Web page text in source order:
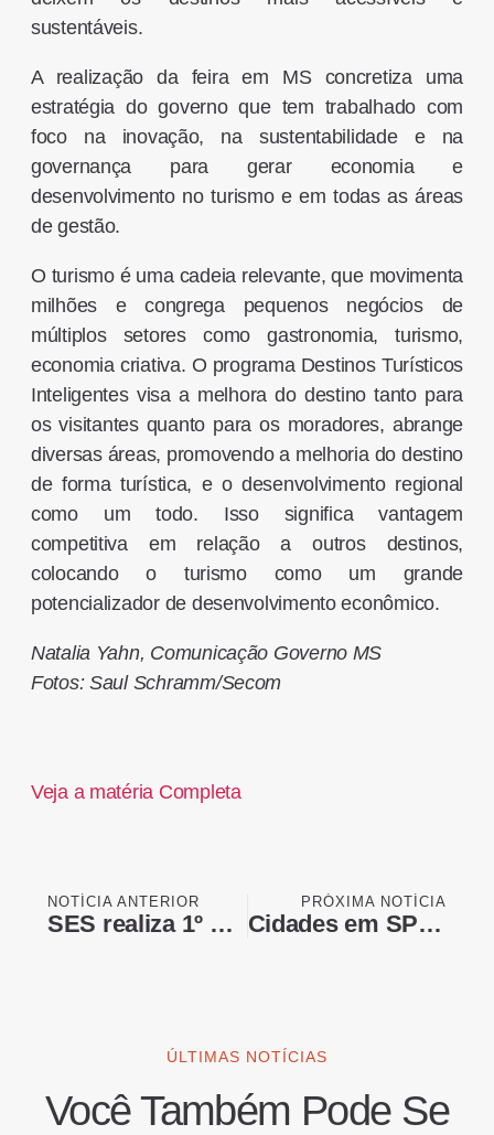
sustentáveis.
A realização da feira em MS concretiza uma
estratégia do governo que tem trabalhado com
foco na inovação, na sustentabilidade e na
governança para gerar economia e
desenvolvimento no turismo e em todas as áreas
de gestão.
O turismo é uma cadeia relevante, que movimenta
milhões e congrega pequenos negócios de
múltiplos setores como gastronomia, turismo,
economia criativa. O programa Destinos Turísticos
Inteligentes visa a melhora do destino tanto para
os visitantes quanto para os moradores, abrange
diversas áreas, promovendo a melhoria do destino
de forma turística, e o desenvolvimento regional
como um todo. Isso significa vantagem
competitiva em relação a outros destinos,
colocando o turismo como um grande
potencializador de desenvolvimento econômico.
Natalia Yahn, Comunicação Governo MS
Fotos: Saul Schramm/Secom
Veja a matéria Completa
NOTÍCIA ANTERIOR
SES realiza 1º Encontro Estadual sobre a importância da fluoretação da água para consumo humano em MS
PRÓXIMA NOTÍCIA
Cidades em SP registram temperaturas abaixo de 5°C; veja previsão
ÚLTIMAS NOTÍCIAS
Você Também Pode Se